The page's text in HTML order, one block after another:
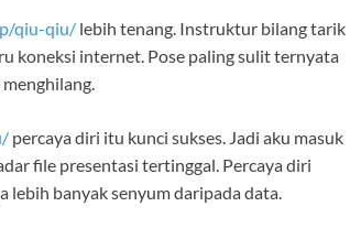
qiu-qiu/ lebih tenang. Instruktur bilang tarik
koneksi internet. Pose paling sulit ternyata
percaya diri itu kunci sukses. Jadi aku masuk
file presentasi tertinggal. Percaya diri
lebih banyak senyum daripada data.